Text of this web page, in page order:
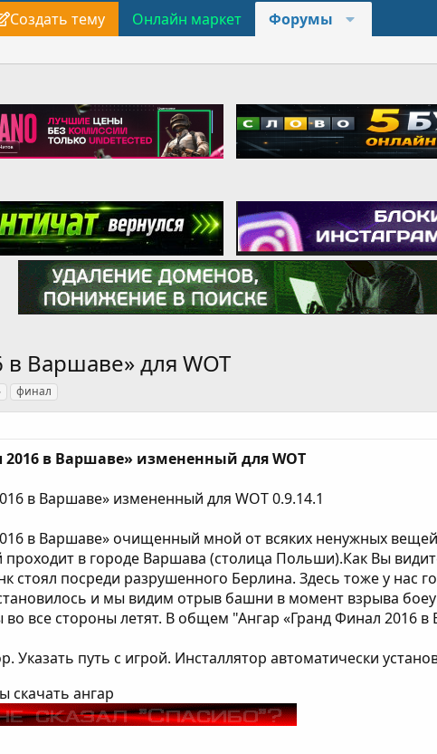
Создать тему Онлайн маркет Форумы
Варшаве» для WOT
финал
в Варшаве» измененный для WOT
в Варшаве» измененный для WOT 0.9.14.1
в Варшаве» очищенный мной от всяких ненужных
в городе Варшава (столица Польши).Как Вы
стоял посреди разрушенного Берлина. Здесь тоже у нас
и мы видим отрыв башни в момент взрыва
во все стороны летят. В общем "Ангар «Гранд Финал 2016
Указать путь с игрой. Инсталлятор автоматически
скачать ангар